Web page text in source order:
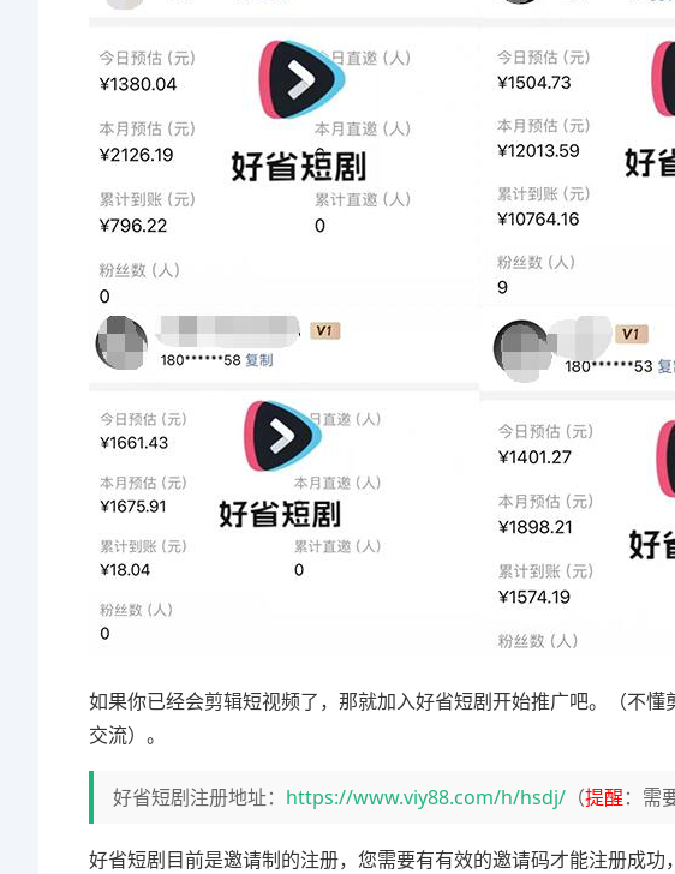
如果你已经会剪辑短视频了，那就加入好省短剧开始推广吧。（不
交流）。
好省短剧注册地址： https://www.viy88.com/h/hsdj/ （提醒：需
好省短剧目前是邀请制的注册，您需要有有效的邀请码才能注册成功